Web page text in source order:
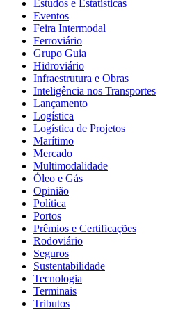
Estudos e Estatísticas
Eventos
Feira Intermodal
Ferroviário
Grupo Guia
Hidroviário
Infraestrutura e Obras
Inteligência nos Transportes
Lançamento
Logística
Logística de Projetos
Marítimo
Mercado
Multimodalidade
Óleo e Gás
Opinião
Política
Portos
Prêmios e Certificações
Rodoviário
Seguros
Sustentabilidade
Tecnologia
Terminais
Tributos